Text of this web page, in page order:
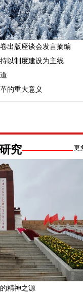
出版座谈会发言摘编
以制度建设为主线
的重大意义
研究 更
精神之源